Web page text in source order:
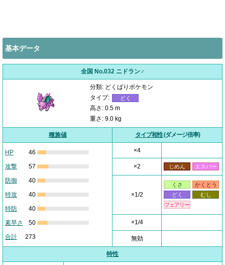
基本データ
全国 No.032 ニドラン♂
分類: どくばりポケモン
タイプ:
どく
高さ: 0.5 m
重さ: 9.0 kg
種族値 タイプ相性(ダメージ倍率)
HP
46
攻撃
57
防御
40
特攻
40
特防
40
素早さ
50
合計
273
×4
×2 じめん エスパー
×1/2
くさ
かくとう
どく
むし
フェアリー
×1/4
無効
特性